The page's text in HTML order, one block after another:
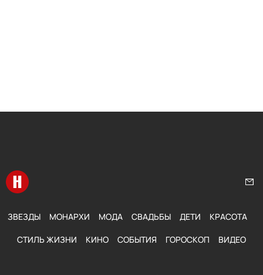
Перейти на главную
ЗВЕЗДЫ МОНАРХИ МОДА СВАДЬБЫ ДЕТИ КРАСОТА
СТИЛЬ ЖИЗНИ КИНО СОБЫТИЯ ГОРОСКОП ВИДЕО